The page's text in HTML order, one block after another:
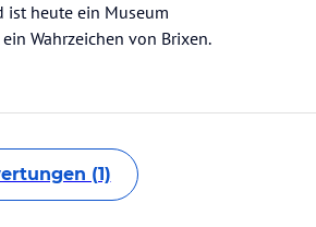
ist heute ein Museum
Wahrzeichen von Brixen.
(1)